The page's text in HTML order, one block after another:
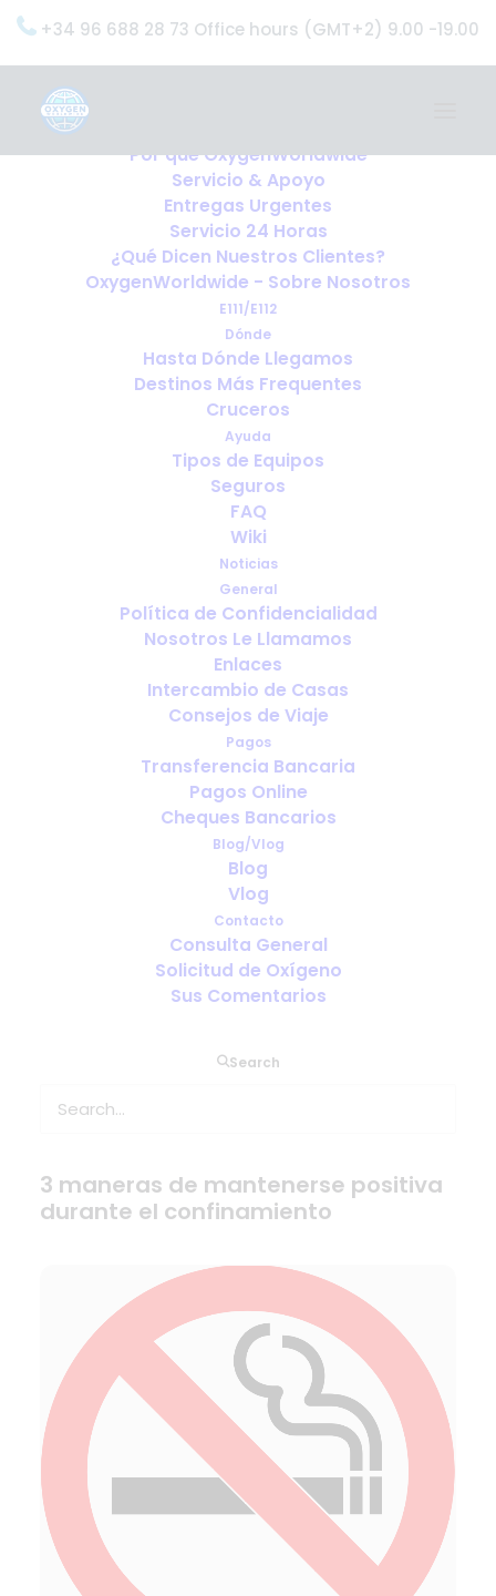
+34 96 688 28 73 Office hours (GMT+2) 9.00 -19.00
OxygenWorldwide (¿Qué Hacemos?)
Por qué OxygenWorldwide
Servicio & Apoyo
Entregas Urgentes
Servicio 24 Horas
¿Qué Dicen Nuestros Clientes?
OxygenWorldwide - Sobre Nosotros
E111/E112
Dónde
Hasta Dónde Llegamos
Destinos Más Frequentes
Cruceros
Ayuda
Tipos de Equipos
Seguros
FAQ
Wiki
Noticias
General
Política de Confidencialidad
Nosotros Le Llamamos
Enlaces
Intercambio de Casas
Consejos de Viaje
Pagos
Transferencia Bancaria
Pagos Online
Cheques Bancarios
Blog/Vlog
Blog
Vlog
Contacto
Consulta General
Solicitud de Oxígeno
Sus Comentarios
Search
Nos gustaría saber de ti…..
3 maneras de mantenerse positiva
durante el confinamiento